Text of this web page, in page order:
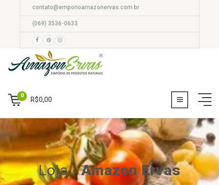
contato@emporioamazonervas.com.br
(069) 3536-0633
0
R$0,00
Loja -Amazon Ervas